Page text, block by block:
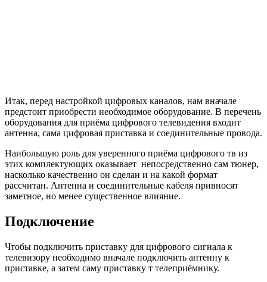
Итак, перед настройкой цифровых каналов, нам вначале
предстоит приобрести необходимое оборудование. В перечень
оборудования для приёма цифрового телевидения входит
антенна, сама цифровая приставка и соединительные провода.
Наибольшую роль для уверенного приёма цифрового тв из
этих комплектующих оказывает непосредственно сам тюнер,
насколько качественно он сделан и на какой формат
рассчитан. Антенна и соединительные кабеля привносят
заметное, но менее существенное влияние.
Подключение
Чтобы подключить приставку для цифрового сигнала к
телевизору необходимо вначале подключить антенну к
приставке, а затем саму приставку т телеприёмнику.